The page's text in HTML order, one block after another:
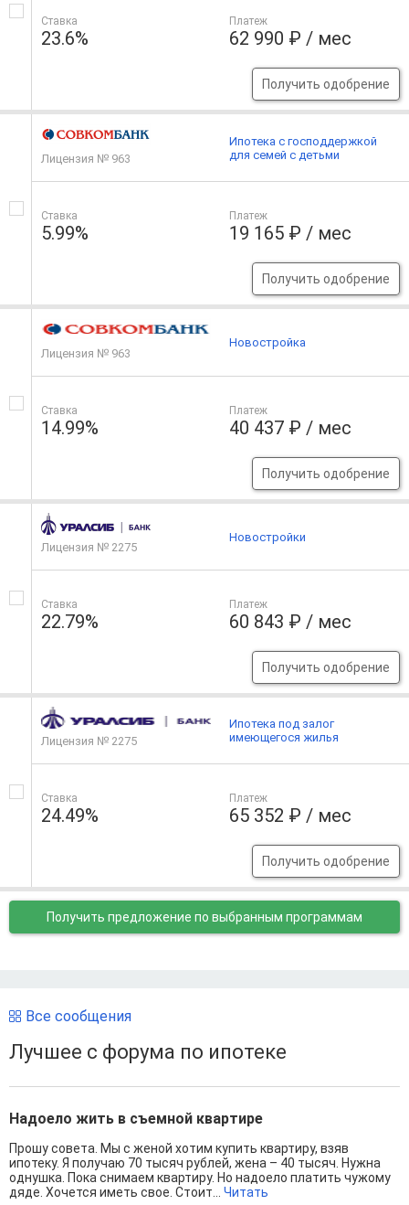
Ставка
23.6%
Платеж
62 990 ₽ / мес
Получить одобрение
Лицензия № 963
Ставка
5.99%
Платеж
19 165 ₽ / мес
Получить одобрение
Ипотека с господдержкой
для семей с детьми
Лицензия № 963
Ставка
14.99%
Платеж
40 437 ₽ / мес
Получить одобрение
Новостройка
Лицензия № 2275
Ставка
22.79%
Платеж
60 843 ₽ / мес
Получить одобрение
Новостройки
Лицензия № 2275
Ставка
24.49%
Платеж
65 352 ₽ / мес
Получить одобрение
Ипотека под залог
имеющегося жилья
Получить предложение по выбранным программам
Все сообщения
Лучшее с форума по ипотеке
Надоело жить в съемной квартире
Прошу совета. Мы с женой хотим купить квартиру, взяв
ипотеку. Я получаю 70 тысяч рублей, жена – 40 тысяч. Нужна
однушка. Пока снимаем квартиру. Но надоело платить чужому
дяде. Хочется иметь свое. Стоит... Читать